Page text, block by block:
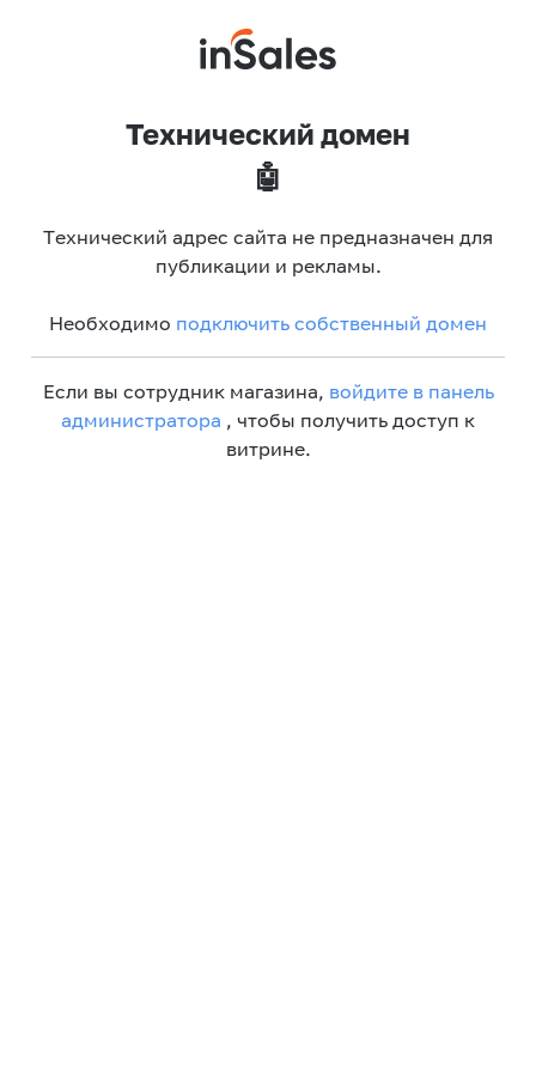
Технический домен
🤖
Технический адрес сайта не предназначен для
публикации и рекламы.
Необходимо подключить собственный домен
Если вы сотрудник магазина, войдите в панель
администратора , чтобы получить доступ к
витрине.